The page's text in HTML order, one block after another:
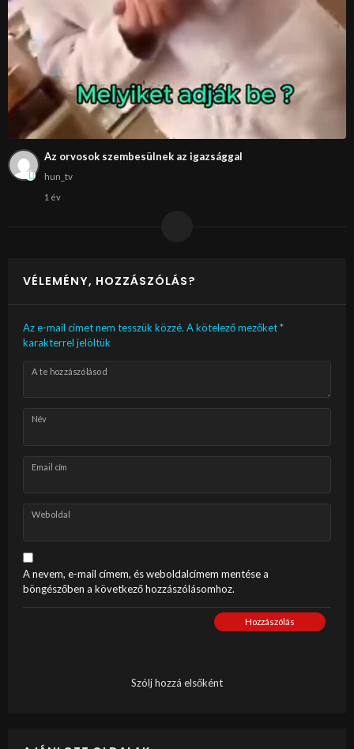
Az orvosok szembesülnek az igazsággal
hun_tv
1 év
VÉLEMÉNY, HOZZÁSZÓLÁS?
Az e-mail címet nem tesszük közzé. A kötelező mezőket*
karakterrel jelöltük
A te hozzászólásod
Név
Email cím
Weboldal
A nevem, e-mail címem, és weboldalcímem mentése a
böngészőben a következő hozzászólásomhoz.
Hozzászólás
Szólj hozzá elsőként